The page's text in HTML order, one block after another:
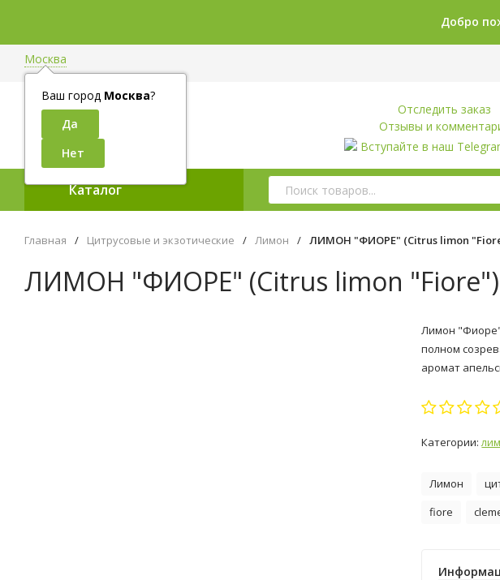
Добро
Москва
Ваш город Москва?
Отследить заказ
Отзывы и
Вступайте в наш
Каталог
Главная / Цитрусовые и экзотические / Лимон / ЛИМОН "ФИОРЕ" (Citrus limon
ЛИМОН "ФИОРЕ" (Citrus limon "Fiore")
Лимон "Фиоре"
полном
аромат
Категории:
Лимон
fiore